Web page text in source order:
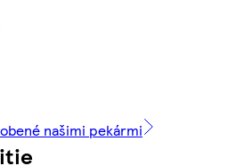
našimi pekármi